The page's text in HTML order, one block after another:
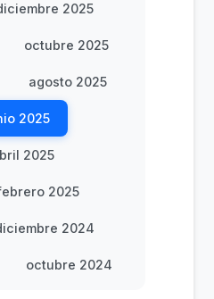
2025
octubre 2025
agosto 2025
2025
2025
2025
2024
octubre 2024